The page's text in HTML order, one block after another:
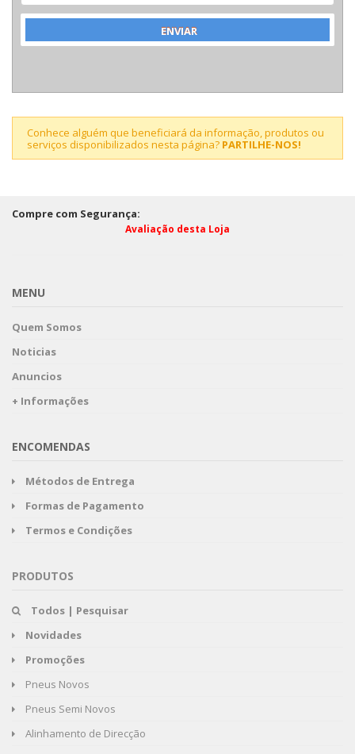
Conhece alguém que beneficiará da informação, produtos ou
serviços disponibilizados nesta página? PARTILHE-NOS!
Compre com Segurança:
Avaliação desta Loja
MENU
Quem Somos
Noticias
Anuncios
+ Informações
ENCOMENDAS
Métodos de Entrega
Formas de Pagamento
Termos e Condições
PRODUTOS
Todos | Pesquisar
Novidades
Promoções
Pneus Novos
Pneus Semi Novos
Alinhamento de Direcção